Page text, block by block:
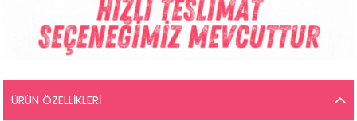
ÜRÜN ÖZELLIKLERI